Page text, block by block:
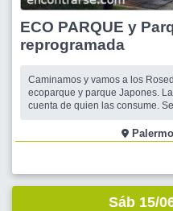
ECO PARQUE y
reprogramada
Caminamos y vamos a los
ecoparque y parque Japones.
cuenta de quien las consume.
hace si el clima es propicio.
por si
Sáb 15/